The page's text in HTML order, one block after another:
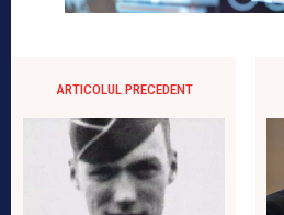
ARTICOLUL PRECEDENT